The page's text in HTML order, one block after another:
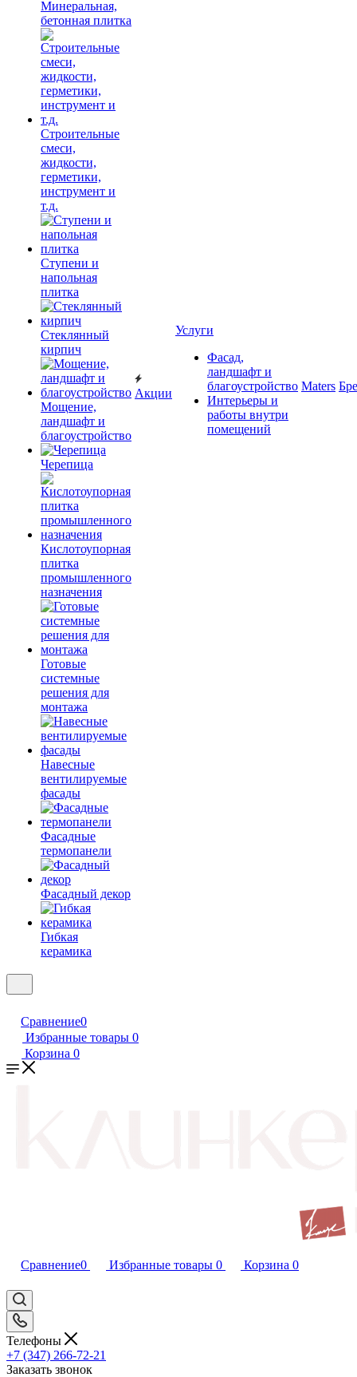
Минеральная,
бетонная плитка
Строительные
смеси,
жидкости,
герметики,
инструмент и
т.д.
Ступени и
напольная
плитка
Cтеклянный
кирпич
Мощение,
ландшафт и
благоустройство
Черепица
Кислотоупорная
плитка
промышленного
назначения
Готовые
системные
решения для
монтажа
Навесные
вентилируемые
фасады
Фасадные
термопанели
Фасадный декор
Гибкая
керамика
Акции
Услуги
Фасад,
ландшафт и
благоустройство
Интерьеры и
работы внутри
помещений
Maters
Сравнение0
Избранные товары 0
Корзина 0
Сравнение0 Избранные товары 0 Корзина 0
Телефоны
+7 (347) 266-72-21
Заказать звонок